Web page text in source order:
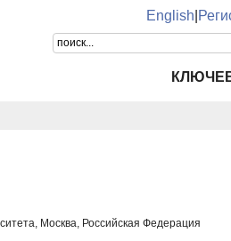
English
Москва, Российская Федерация